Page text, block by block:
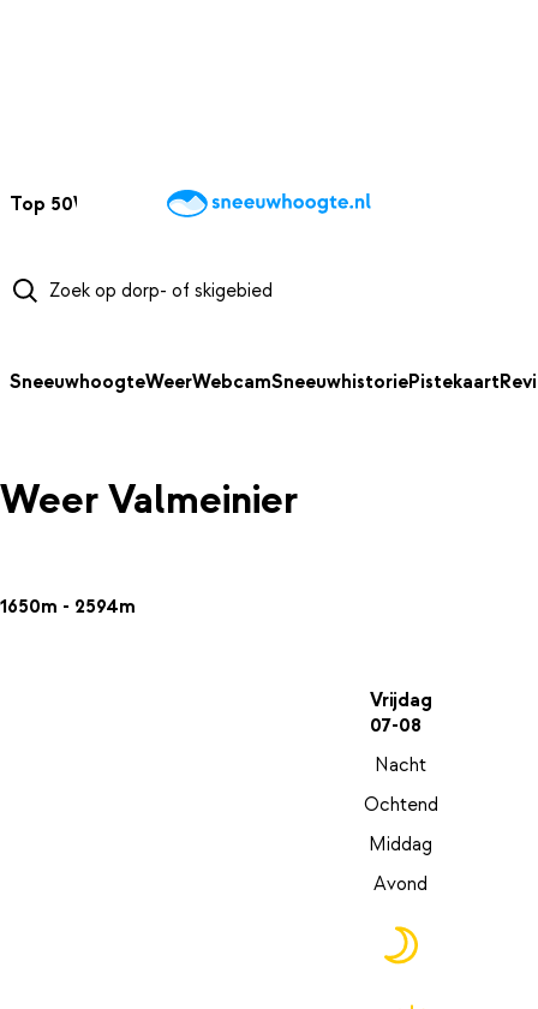
Top 50Webcams WintersportweerKaarten
SneeuwhoogteWeerWebcamSneeuwhistoriePistekaart
Weer Valmeinier
1650m - 2594m
Vrijdag
07-08
Nacht
Ochtend
Middag
Avond